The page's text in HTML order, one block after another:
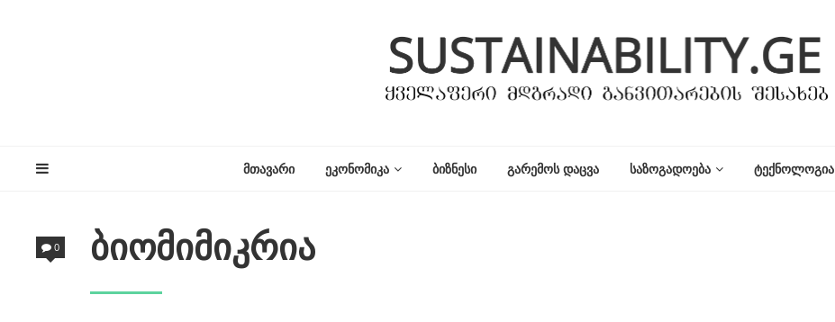
ᲛᲗᲐᲕᲐᲠᲘ ᲔᲙᲝᲜᲝᲛᲘᲙᲐ ᲑᲘᲖᲜᲔᲡᲘ ᲒᲐᲠᲔᲛᲝᲡ ᲓᲐᲪᲕᲐ ᲡᲐᲖᲝᲒᲐᲓᲝᲔᲑᲐ ᲢᲔᲥᲜᲝᲚᲝᲒᲘᲐ
ბიომიმიკრია
0